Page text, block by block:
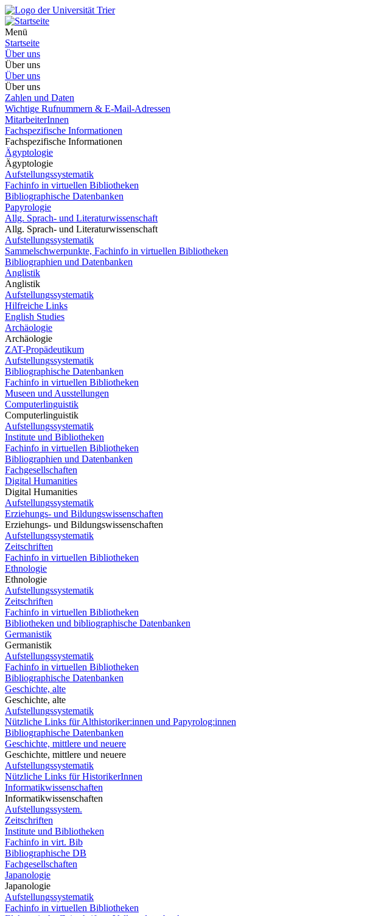
Menü
Startseite
Über uns
Über uns
Über uns
Über uns
Zahlen und Daten
Wichtige Rufnummern & E-Mail-Adressen
MitarbeiterInnen
Fachspezifische Informationen
Fachspezifische Informationen
Ägyptologie
Ägyptologie
Aufstellungssystematik
Fachinfo in virtuellen Bibliotheken
Bibliographische Datenbanken
Papyrologie
Allg. Sprach- und Literaturwissenschaft
Allg. Sprach- und Literaturwissenschaft
Aufstellungssystematik
Sammelschwerpunkte, Fachinfo in virtuellen Bibliotheken
Bibliographien und Datenbanken
Anglistik
Anglistik
Aufstellungssystematik
Hilfreiche Links
English Studies
Archäologie
Archäologie
ZAT-Propädeutikum
Aufstellungssystematik
Bibliographische Datenbanken
Fachinfo in virtuellen Bibliotheken
Museen und Ausstellungen
Computerlinguistik
Computerlinguistik
Aufstellungssystematik
Institute und Bibliotheken
Fachinfo in virtuellen Bibliotheken
Bibliographien und Datenbanken
Fachgesellschaften
Digital Humanities
Digital Humanities
Aufstellungssystematik
Erziehungs- und Bildungswissenschaften
Erziehungs- und Bildungswissenschaften
Aufstellungssystematik
Zeitschriften
Fachinfo in virtuellen Bibliotheken
Ethnologie
Ethnologie
Aufstellungssystematik
Zeitschriften
Fachinfo in virtuellen Bibliotheken
Bibliotheken und bibliographische Datenbanken
Germanistik
Germanistik
Aufstellungssystematik
Fachinfo in virtuellen Bibliotheken
Bibliographische Datenbanken
Geschichte, alte
Geschichte, alte
Aufstellungssystematik
Nützliche Links für Althistoriker:innen und Papyrolog:innen
Bibliographische Datenbanken
Geschichte, mittlere und neuere
Geschichte, mittlere und neuere
Aufstellungssystematik
Nützliche Links für HistorikerInnen
Informatikwissenschaften
Informatikwissenschaften
Aufstellungssystem.
Zeitschriften
Institute und Bibliotheken
Fachinfo in virt. Bib
Bibliographische DB
Fachgesellschaften
Japanologie
Japanologie
Aufstellungssystematik
Fachinfo in virtuellen Bibliotheken